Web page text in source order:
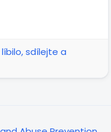
sdílejte a